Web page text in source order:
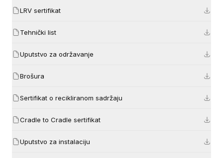
LRV sertifikat
Tehnički list
Uputstvo za održavanje
Brošura
Sertifikat o recikliranom sadržaju
Cradle to Cradle sertifikat
Uputstvo za instalaciju